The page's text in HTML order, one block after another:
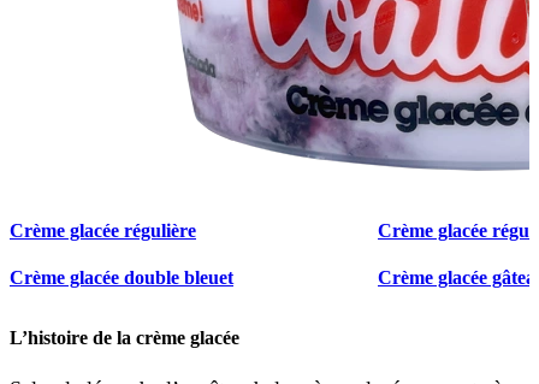
Crème glacée régulière
Crème glacée double bleuet
Crème glacée
Crème glacée
L’histoire de la crème glacée